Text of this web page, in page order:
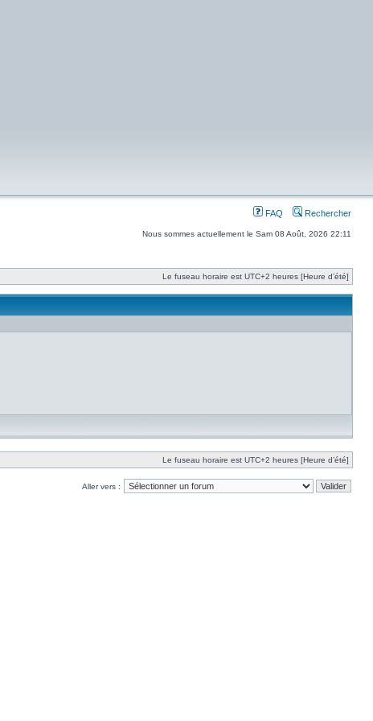
FAQ Rechercher
Nous sommes actuellement le Sam 08 Août, 2026 22:11
Le fuseau horaire est UTC+2 heures [Heure d’été]
Le fuseau horaire est UTC+2 heures [Heure d’été]
Aller vers :